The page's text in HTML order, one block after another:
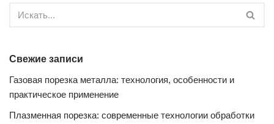
Свежие записи
Газовая порезка металла: технология, особенности и
практическое применение
Плазменная порезка: современные технологии обработки